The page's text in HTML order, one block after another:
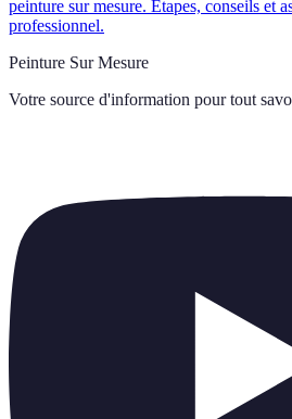
peinture sur mesure. Étapes, conseils et
professionnel.
Peinture Sur Mesure
Votre source d'information pour tout